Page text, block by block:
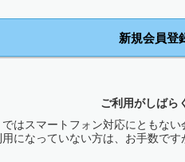
新規会員登
ご利用がしばら
はスマートフォン対応にともな
になっていない方は、お手数で